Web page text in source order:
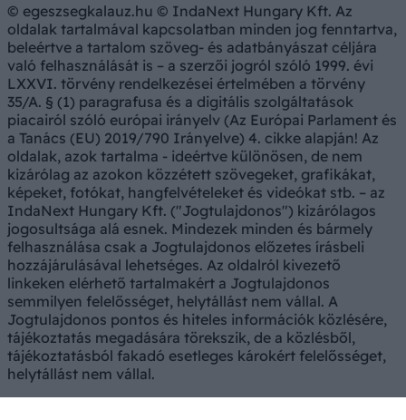
© egeszsegkalauz.hu © IndaNext Hungary Kft. Az
oldalak tartalmával kapcsolatban minden jog fenntartva,
beleértve a tartalom szöveg- és adatbányászat céljára
való felhasználását is – a szerzői jogról szóló 1999. évi
LXXVI. törvény rendelkezései értelmében a törvény
35/A. § (1) paragrafusa és a digitális szolgáltatások
piacairól szóló európai irányelv (Az Európai Parlament és
a Tanács (EU) 2019/790 Irányelve) 4. cikke alapján! Az
oldalak, azok tartalma - ideértve különösen, de nem
kizárólag az azokon közzétett szövegeket, grafikákat,
képeket, fotókat, hangfelvételeket és videókat stb. – az
IndaNext Hungary Kft. ("Jogtulajdonos") kizárólagos
jogosultsága alá esnek. Mindezek minden és bármely
felhasználása csak a Jogtulajdonos előzetes írásbeli
hozzájárulásával lehetséges. Az oldalról kivezető
linkeken elérhető tartalmakért a Jogtulajdonos
semmilyen felelősséget, helytállást nem vállal. A
Jogtulajdonos pontos és hiteles információk közlésére,
tájékoztatás megadására törekszik, de a közlésből,
tájékoztatásból fakadó esetleges károkért felelősséget,
helytállást nem vállal.